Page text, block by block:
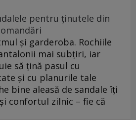
pentru ținutele din
și garderoba. Rochiile
mai subțiri, iar
să țină pasul cu
și cu planurile tale
bine aleasă de sandale îți
confortul zilnic – fie că